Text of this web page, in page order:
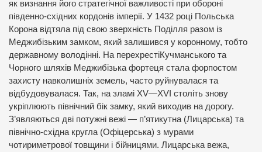
як визнання його стратегічної важливості при обороні
південно-східних кордонів імперії. У 1432 році Польська
Корона відтяла під свою зверхність Поділля разом із
Меджибізьким замком, який залишився у коронному, тобто
державному володінні. На перехрестіКучманського та
Чорного шляхів Меджибізька фортеця стала форпостом
захисту навколишніх земель, часто руйнувалася та
відбудовувалася. Так, на зламі XV—XVI століть знову
укріплюють північний бік замку, який виходив на дорогу.
З’являються дві потужні вежі — п’ятикутна (Лицарська) та
північно-східна кругла (Офіцерська) з мурами
чотириметрової товщини і бійницями. Лицарська вежа,